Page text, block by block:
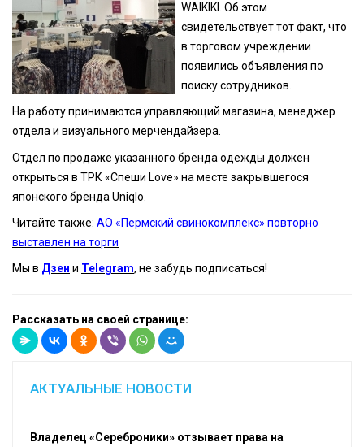
WAIKIKI. Об этом
свидетельствует тот факт, что
в торговом учреждении
появились объявления по
поиску сотрудников.
На работу принимаются управляющий магазина, менеджер
отдела и визуального мерчендайзера.
Отдел по продаже указанного бренда одежды должен
открыться в ТРК «Спеши Love» на месте закрывшегося
японского бренда Uniqlo.
Читайте также: АО «Пермский свинокомплекс» повторно
выставлен на торги
Мы в Дзен и Telegram, не забудь подписаться!
Рассказать на своей странице:
АКТУАЛЬНЫЕ НОВОСТИ
Владелец «Сереброники» отзывает права на